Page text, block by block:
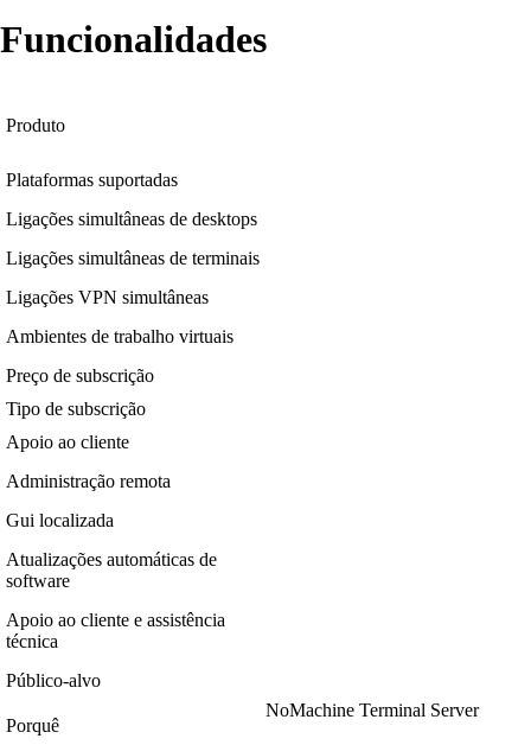
Funcionalidades
Produto
Plataformas suportadas
Ligações simultâneas de desktops
Ligações simultâneas de terminais
Ligações VPN simultâneas
Ambientes de trabalho virtuais
Preço de subscrição
Tipo de subscrição
Apoio ao cliente
Administração remota
Gui localizada
Atualizações automáticas de
software
Apoio ao cliente e assistência
técnica
Público-alvo
Porquê
NoMachine Terminal Server